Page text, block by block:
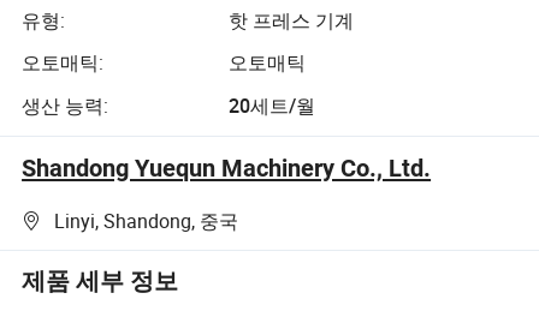
유형:
핫 프레스 기계
오토매틱:
오토매틱
생산 능력:
20세트/월
Shandong Yuequn Machinery Co., Ltd.
Linyi, Shandong, 중국
제품 세부 정보